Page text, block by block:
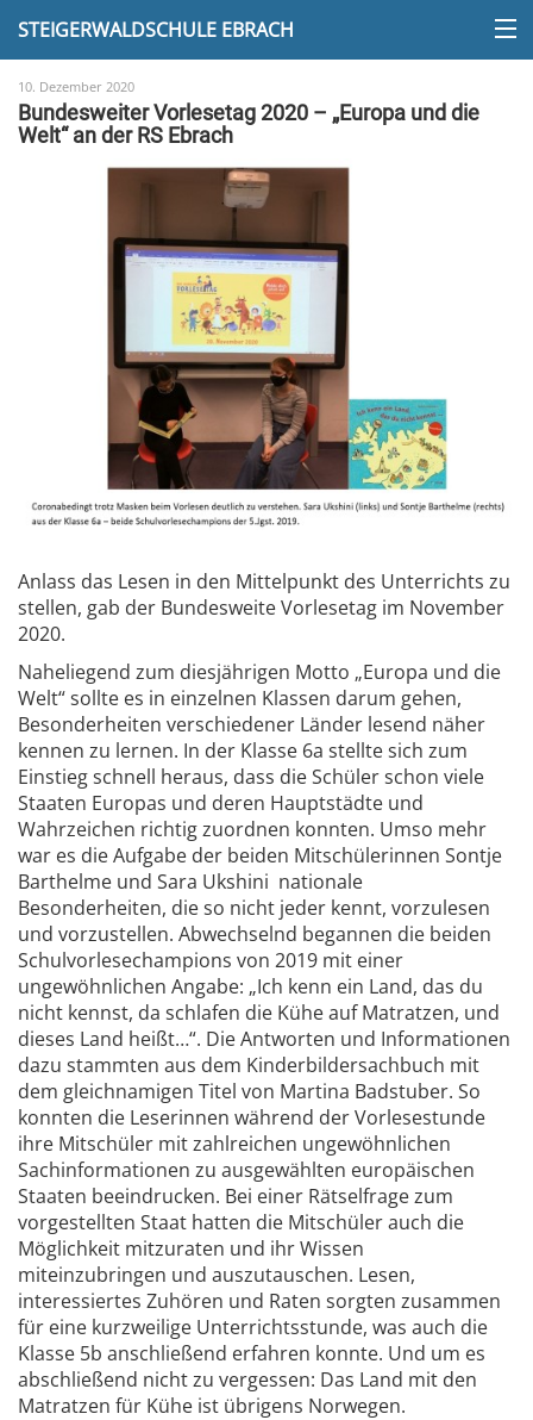
STEIGERWALDSCHULE EBRACH
10. Dezember 2020
Bundesweiter Vorlesetag 2020 – „Europa und die
Welt“ an der RS Ebrach
Anlass das Lesen in den Mittelpunkt des Unterrichts zu
stellen, gab der Bundesweite Vorlesetag im November
2020.
Naheliegend zum diesjährigen Motto „Europa und die
Welt“ sollte es in einzelnen Klassen darum gehen,
Besonderheiten verschiedener Länder lesend näher
kennen zu lernen. In der Klasse 6a stellte sich zum
Einstieg schnell heraus, dass die Schüler schon viele
Staaten Europas und deren Hauptstädte und
Wahrzeichen richtig zuordnen konnten. Umso mehr
war es die Aufgabe der beiden Mitschülerinnen Sontje
Barthelme und Sara Ukshini nationale
Besonderheiten, die so nicht jeder kennt, vorzulesen
und vorzustellen. Abwechselnd begannen die beiden
Schulvorlesechampions von 2019 mit einer
ungewöhnlichen Angabe: „Ich kenn ein Land, das du
nicht kennst, da schlafen die Kühe auf Matratzen, und
dieses Land heißt…“. Die Antworten und Informationen
dazu stammten aus dem Kinderbildersachbuch mit
dem gleichnamigen Titel von Martina Badstuber. So
konnten die Leserinnen während der Vorlesestunde
ihre Mitschüler mit zahlreichen ungewöhnlichen
Sachinformationen zu ausgewählten europäischen
Staaten beeindrucken. Bei einer Rätselfrage zum
vorgestellten Staat hatten die Mitschüler auch die
Möglichkeit mitzuraten und ihr Wissen
miteinzubringen und auszutauschen. Lesen,
interessiertes Zuhören und Raten sorgten zusammen
für eine kurzweilige Unterrichtsstunde, was auch die
Klasse 5b anschließend erfahren konnte. Und um es
abschließend nicht zu vergessen: Das Land mit den
Matratzen für Kühe ist übrigens Norwegen.